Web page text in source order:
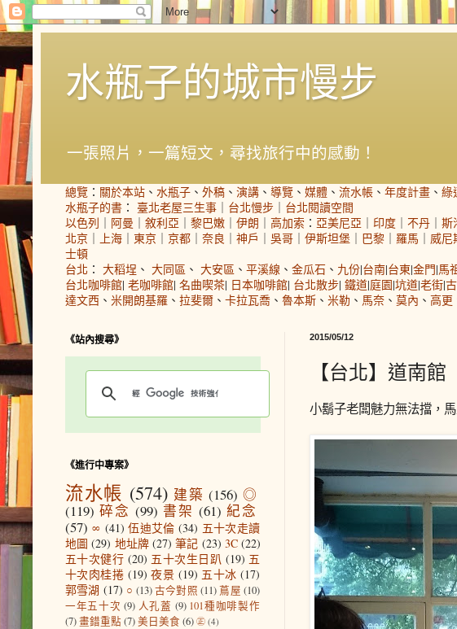
水瓶子的城市慢步
一張照片，一篇短文，尋找旅行中的感動！
總覽 ： 關於本站 、 水瓶子 、 外稿 、 演講 、 導覽 、 媒體 、 流水帳 、 年度計畫 、 綠
水瓶子的書 ： 臺北老屋三生事 ｜ 台北慢步 ｜ 台北閱讀空間
以色列 ｜ 阿曼 ｜ 敘利亞 ｜ 黎巴嫩 ｜ 伊朗 ｜ 高加索 ： 亞美尼亞 ｜ 印度 ｜ 不丹 ｜ 斯
北京 ｜ 上海 ｜ 東京 ｜ 京都 ｜ 奈良 ｜ 神戶 ｜ 吳哥 ｜ 伊斯坦堡 ｜ 巴黎 ｜ 羅馬 ｜ 威尼
士頓
台北 ： 大稻埕 、 大同區 、 大安區 、 平溪線 、 金瓜石 、 九份|台南|台東|金門|馬
台北咖啡館| 老咖啡館| 名曲喫茶| 日本咖啡館| 台北散步| 鐵道|庭園|坑道|老街|
達文西 、 米開朗基羅 、 拉斐爾 、 卡拉瓦喬 、 魯本斯 、 米勒 、 馬奈 、 莫內 、 高更
2015/05/12
【台北】道南館
小鬍子老闆魅力無法擋，
《站內搜尋》
《進行中專案》
流水帳 (574) 建築 (156) ◎
(119) 碎念 (99) 書架 (61) 紀念
(57) ∞ (41) 伍迪艾倫 (34) 五十次走讀
地圖 (29) 地址牌 (27) 筆記 (23) 3C (22)
五十次健行 (20) 五十次生日趴 (19) 五
十次肉桂捲 (19) 夜景 (19) 五十冰 (17)
郭雪湖 (17) ○ (13)古今對照 (11) 蔦屋 (10)
一年五十次 (9) 人孔蓋 (9) 101種咖啡製作
(7)畫錯重點 (7)美日美食 (6) ㊣ (4)